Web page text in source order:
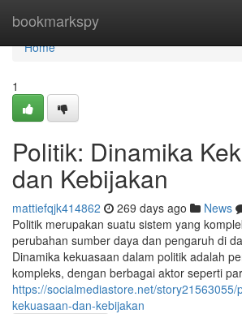
bookmarkspy
Home
Home
1
Politik: Dinamika
dan Kebijakan
mattiefqjk414862 269 days ago News
Politik merupakan suatu sistem yang
perubahan sumber daya dan pengaruh di
Dinamika kekuasaan dalam politik adalah
kompleks, dengan berbagai aktor seperti
https://socialmediastore.net/story21563055/
kekuasaan-dan-kebijakan